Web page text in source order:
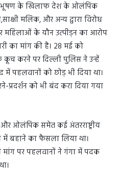
के खिलाफ देश के ओलंपिक
मलिक, और अन्य द्वारा विरोध
महिलाओं के यौन उत्पीड़न का आरोप
का मांग की है। 28 मई को
करने पर दिल्ली पुलिस ने उन्हें
में पहलवानों को छोड़ भी दिया था।
को भी बंद करा दिया गया
ओलंपिक समेत कई अंतरराष्ट्रीय
में बहाने का फैसला लिया था।
मांग पर पहलवानों ने गंगा में पदक